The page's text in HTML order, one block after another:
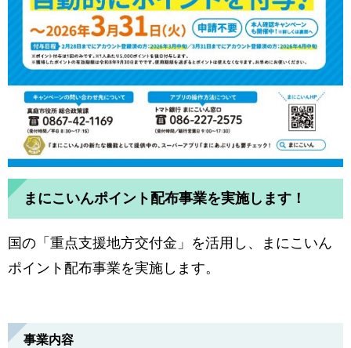
まにこいんポイント配布事業を実施します！
国の「重点支援地方交付金」を活用し、まにこいん
ポイント配布事業を実施します。
事業内容